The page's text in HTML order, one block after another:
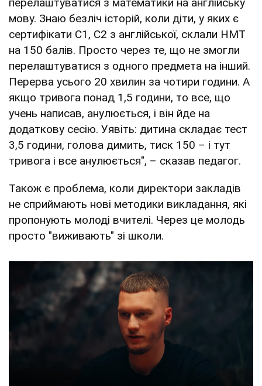
перелаштуватися з математики на англійську
мову. Знаю безліч історій, коли діти, у яких є
сертифікати С1, С2 з англійської, склали НМТ
на 150 балів. Просто через те, що не змогли
перелаштуватися з одного предмета на інший.
Перерва усього 20 хвилин за чотири години. А
якщо тривога понад 1,5 години, то все, що
учень написав, анулюється, і він йде на
додаткову сесію. Уявіть: дитина складає тест
3,5 години, голова димить, тиск 150 – і тут
тривога і все анулюється", – сказав педагог.
Також є проблема, коли директори закладів
не сприймають нові методики викладання, які
пропонують молоді вчителі. Через це молодь
просто "виживають" зі школи.